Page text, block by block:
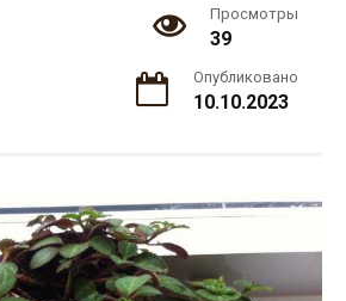
Просмотры
39
Опубликовано
10.10.2023